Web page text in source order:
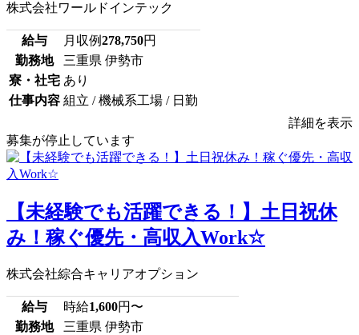
株式会社ワールドインテック
給与 月収例278,750円
勤務地
三重県 伊勢市
寮・社宅 あり
仕事内容 組立 / 機械系工場 / 日勤
詳細を表示
募集が停止しています
【未経験でも活躍できる！】土日祝休
み！稼ぐ優先・高収入Work☆
株式会社綜合キャリアオプション
給与 時給1,600円〜
勤務地
三重県 伊勢市